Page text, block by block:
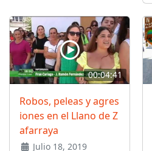
00:04:41
Robos, peleas y agres
iones en el Llano de Z
afarraya
Julio 18, 2019